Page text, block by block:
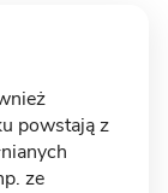
dom
powstają z
ze